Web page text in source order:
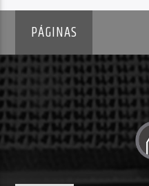
PÁGINAS